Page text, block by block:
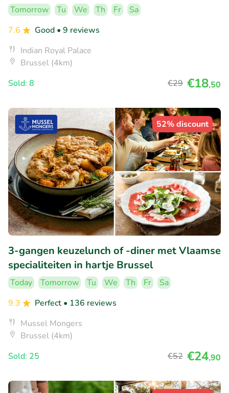
Tomorrow Tu We Th Fr
Sa
7.6
Good • 9 reviews
Indian Royal Palace
Brussel (4km)
Sold: 8
€29 €18,50
52% discount
3-gangen keuzelunch of -diner met Vlaamse
specialiteiten in hartje Brussel
Today Tomorrow Tu We Th Fr
Sa
9.3
Perfect • 136 reviews
Mussel Mongers
Brussel (4km)
Sold: 25
€52 €24,90